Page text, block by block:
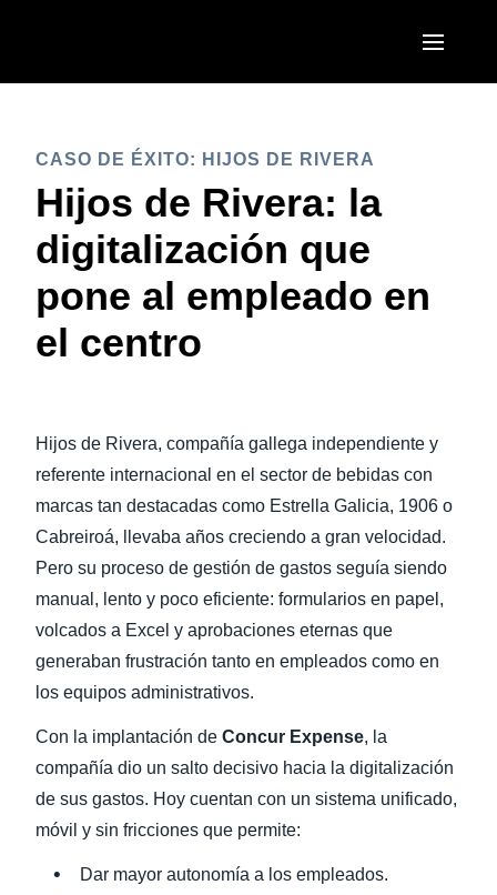
United States (English)
Canada (English)
Canada (Français)
México (Español)
France (Français)
Deutschland (Deutsch)
Sweden (English)
Denmark (English)
Finland (English)
España (Español)
ASIA PACIFIC
Australia (English)
CASO DE ÉXITO: HIJOS DE RIVERA
Hijos de Rivera: la
digitalización que
pone al empleado en
el centro
Hijos de Rivera, compañía gallega independiente y
referente internacional en el sector de bebidas con
marcas tan destacadas como Estrella Galicia, 1906 o
Cabreiroá, llevaba años creciendo a gran velocidad.
Pero su proceso de gestión de gastos seguía siendo
manual, lento y poco eficiente: formularios en papel,
volcados a Excel y aprobaciones eternas que
generaban frustración tanto en empleados como en
los equipos administrativos.
Con la implantación de Concur Expense, la
compañía dio un salto decisivo hacia la digitalización
de sus gastos. Hoy cuentan con un sistema unificado,
móvil y sin fricciones que permite:
Dar mayor autonomía a los empleados.